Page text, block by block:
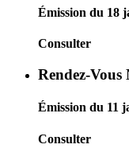
Émission du 18
Consulter
Rendez-Vous
Émission du 11
Consulter